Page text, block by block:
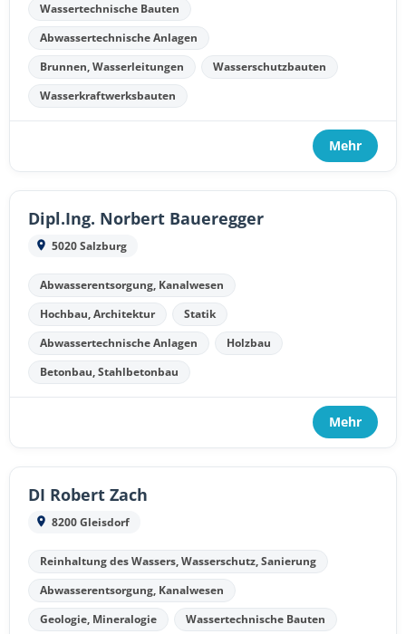
Wassertechnische Bauten
Abwassertechnische Anlagen
Brunnen, Wasserleitungen
Wasserschutzbauten
Wasserkraftwerksbauten
Mehr
Dipl.Ing. Norbert Baueregger
5020 Salzburg
Abwasserentsorgung, Kanalwesen
Hochbau, Architektur
Statik
Abwassertechnische Anlagen
Holzbau
Betonbau, Stahlbetonbau
Mehr
DI Robert Zach
8200 Gleisdorf
Reinhaltung des Wassers, Wasserschutz, Sanierung
Abwasserentsorgung, Kanalwesen
Geologie, Mineralogie
Wassertechnische Bauten